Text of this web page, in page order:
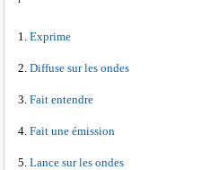
Exprime
Diffuse sur les ondes
Fait entendre
Fait une émission
Lance sur les ondes